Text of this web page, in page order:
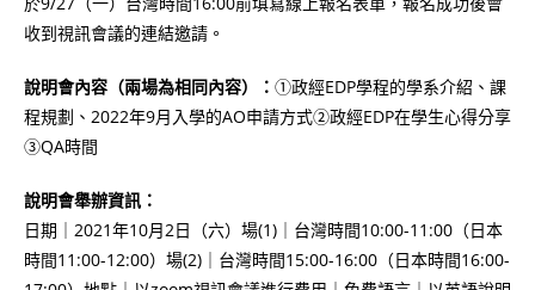
收到視訊會議的連結邀請。
說明會內容（兩場為相同內容）： ①政經EDP學程的學系介紹、課
程規劃、2022年9月入學的AO申請方式②政經EDP在學生心得分享
③QA時間
說明會舉辦資訊：
日期｜2021年10月2日（六）場(1)｜台灣時間10:00-11:00（日本
時間11:00-12:00）場(2)｜台灣時間15:00-16:00（日本時間16:00-